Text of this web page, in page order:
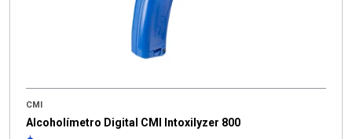
CMI
Alcoholímetro Digital CMI Intoxilyzer 800